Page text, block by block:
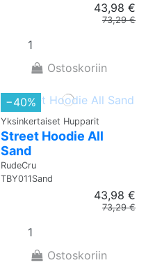
43,98 €
73,29 €
Ostoskoriin
−40%
Yksinkertaiset Hupparit
Street Hoodie All
Sand
RudeCru
TBY011Sand
43,98 €
73,29 €
Ostoskoriin